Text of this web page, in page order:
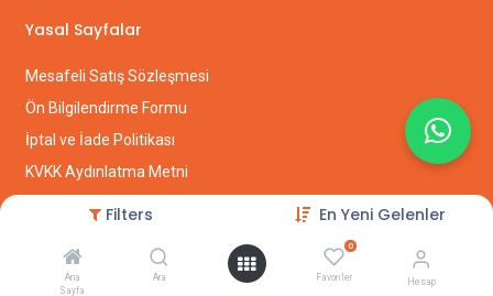
Filters En Yeni Gelenler
Ana
Sayfa
Ara
0
Favoriler Hesap
Yasal Sayfalar
Mesafeli Satış Sözleşmesi
Ön Bilgilendirme Formu
İptal ve İade Politikası
KVKK Aydınlatma Metni
İletişim